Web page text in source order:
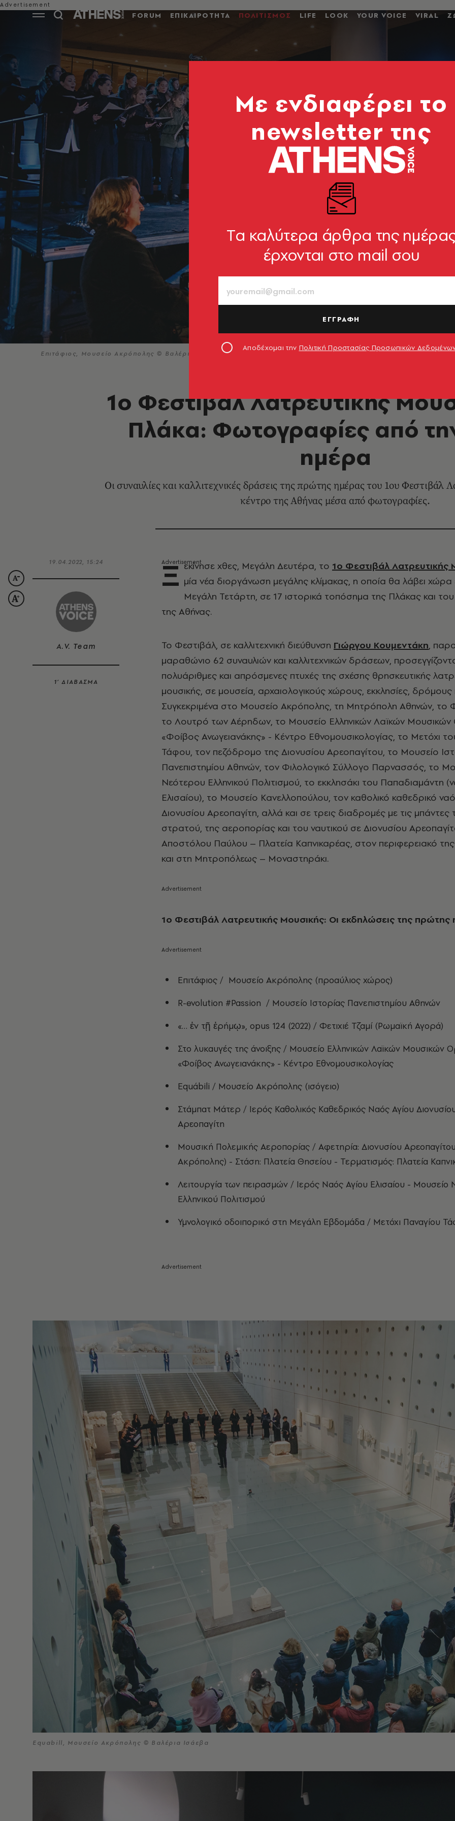
FORUM ΕΠΙΚΑΙΡΟΤΗΤΑ ΠΟΛΙΤΙΣΜΟΣ LIFE LOOK YOUR VOICE VIRAL
Επιτάφιος, Μουσείο Ακρόπολης © Βαλέρια Ισάεβα
1ο Φεστιβάλ Λατρευτικής
Πλάκα: Φωτογραφίες από
ημέρα
Οι συναυλίες και καλλιτεχνικές δράσεις της πρώτης ημέρας του 1ου Φεστιβάλ
κέντρο της Αθήνας μέσα από φωτογραφίες.
19.04.2022, 15:24
A.V. Team
1’ ΔΙΑΒΑΣΜΑ
Ξ εκίνησε χθες, Μεγάλη Δευτέρα, το 1ο Φεστιβάλ Λατρευτικής
μία νέα διοργάνωση μεγάλης κλίμακας, η οποία θα λάβει
Μεγάλη Τετάρτη, σε 17 ιστορικά τοπόσημα της Πλάκας και
της Αθήνας.
Το Φεστιβάλ, σε καλλιτεχνική διεύθυνση Γιώργου Κουμεντάκη,
μαραθώνιο 62 συναυλιών και καλλιτεχνικών δράσεων,
πολυάριθμες και απρόσμενες πτυχές της σχέσης θρησκευτικής
μουσικής, σε μουσεία, αρχαιολογικούς χώρους, εκκλησίες, δρόμους
Συγκεκριμένα στο Μουσείο Ακρόπολης, τη Μητρόπολη Αθηνών, το
το Λουτρό των Αέρηδων, το Μουσείο Ελληνικών Λαϊκών
«Φοίβος Ανωγειανάκης» - Κέντρο Εθνομουσικολογίας, το Μετόχι
Τάφου, τον πεζόδρομο της Διονυσίου Αρεοπαγίτου, το Μουσείο
Πανεπιστημίου Αθηνών, τον Φιλολογικό Σύλλογο Παρνασσός, το
Νεότερου Ελληνικού Πολιτισμού, το εκκλησάκι του Παπαδιαμάντη
Ελισαίου), το Μουσείο Κανελλοπούλου, τον καθολικό καθεδρικό
Διονυσίου Αρεοπαγίτη, αλλά και σε τρεις διαδρομές με τις μπάντες
στρατού, της αεροπορίας και του ναυτικού σε Διονυσίου
Αποστόλου Παύλου – Πλατεία Καπνικαρέας, στον περιφερειακό
και στη Μητροπόλεως – Μοναστηράκι.
1ο Φεστιβάλ Λατρευτικής Μουσικής: Οι εκδηλώσεις της πρώτης
Επιτάφιος / Μουσείο Ακρόπολης (προαύλιος χώρος)
R-evolution #Passion / Μουσείο Ιστορίας Πανεπιστημίου Αθηνών
«… ἐν τῇ ἐρήμῳ», opus 124 (2022) / Φετιχιέ Τζαμί (Ρωμαϊκή Αγορά)
Στο λυκαυγές της άνοιξης / Μουσείο Ελληνικών Λαϊκών Μουσικών
«Φοίβος Ανωγειανάκης» - Κέντρο Εθνομουσικολογίας
Εquábili / Μουσείο Ακρόπολης (ισόγειο)
Στάμπατ Μάτερ / Ιερός Καθολικός Καθεδρικός Ναός Αγίου
Αρεοπαγίτη
Μουσική Πολεμικής Αεροπορίας / Αφετηρία: Διονυσίου
Ακρόπολης) - Στάση: Πλατεία Θησείου - Τερματισμός: Πλατεία
Λειτουργία των πειρασμών / Ιερός Ναός Αγίου Ελισαίου - Μουσείο
Ελληνικού Πολιτισμού
Υμνολογικό οδοιπορικό στη Μεγάλη Εβδομάδα / Μετόχι Παναγίου
Equabill, Μουσείο Ακρόπολης © Βαλέρια Ισάεβα
Mε ενδιαφέρει το
newsletter της
Tα καλύτερα άρθρα της
έρχονται στο mail σου
ΕΓΓΡΑΦΗ
Αποδέχομαι την Πολιτική Προστασίας Προσωπικών